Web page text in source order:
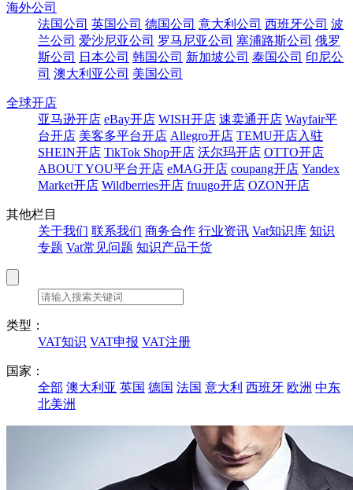
海外公司
法国公司 英国公司 德国公司 意大利公司 西班牙公司 波
兰公司 爱沙尼亚公司 罗马尼亚公司 塞浦路斯公司 俄罗
斯公司
日本公司 韩国公司 新加坡公司 泰国公司 印尼公
司 澳大利亚公司 美国公司
全球开店
亚马逊开店 eBay开店 WISH开店 速卖通开店 Wayfair平
台开店 美客多平台开店 Allegro开店 TEMU开店入驻
SHEIN开店 TikTok Shop开店 沃尔玛开店 OTTO开店
ABOUT YOU平台开店 eMAG开店 coupang开店 Yandex
Market开店 Wildberries开店 fruugo开店 OZON开店
其他栏目
关于我们 联系我们 商务合作 行业资讯 Vat知识库 知识
专题 Vat常见问题 知识产品干货
类型：
VAT知识 VAT申报 VAT注册
国家：
全部 澳大利亚 英国 德国 法国 意大利 西班牙 欧洲 中东
北美洲